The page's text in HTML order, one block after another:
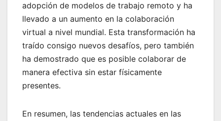
adopción de modelos de trabajo remoto y ha
llevado a un aumento en la colaboración
virtual a nivel mundial. Esta transformación ha
traído consigo nuevos desafíos, pero también
ha demostrado que es posible colaborar de
manera efectiva sin estar físicamente
presentes.
En resumen, las tendencias actuales en las